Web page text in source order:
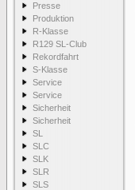
Presse
Produktion
R-Klasse
R129 SL-Club
Rekordfahrt
S-Klasse
Service
Service
Sicherheit
Sicherheit
SL
SLC
SLK
SLR
SLS